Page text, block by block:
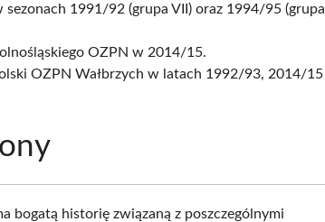
sezonach 1991/92 (grupa VII) oraz 1994/95 (grupa
OZPN w 2014/15.
OZPN Wałbrzych w latach 1992/93, 2014/15
bogatą historię związaną z poszczególnymi